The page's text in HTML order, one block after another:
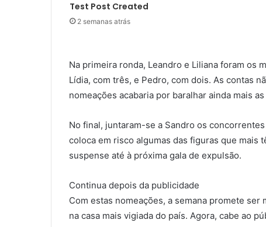
Test Post Created
2 semanas atrás
Na primeira ronda, Leandro e Liliana foram os
Lídia, com três, e Pedro, com dois. As contas
nomeações acabaria por baralhar ainda mais
No final, juntaram-se a Sandro os
coloca em risco algumas das figuras que mais
suspense até à próxima gala de expulsão.
Continua depois da publicidade
Com estas nomeações, a semana promete
na casa mais vigiada do país. Agora, cabe ao